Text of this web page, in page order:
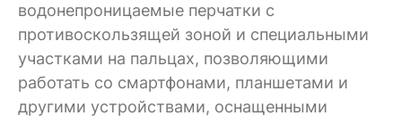
водонепроницаемые перчатки с
противоскользящей зоной и специальными
участками на пальцах, позволяющими
работать со смартфонами, планшетами и
другими устройствами, оснащенными